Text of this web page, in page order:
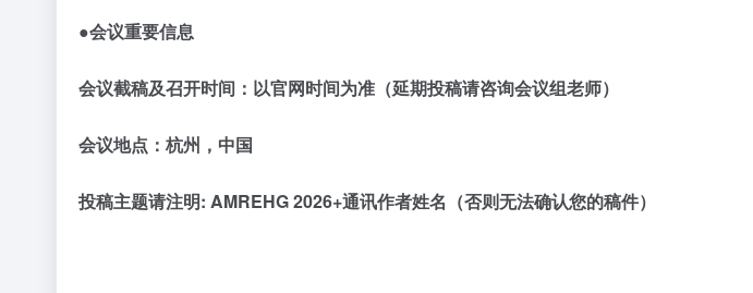
●会议重要信息
会议截稿及召开时间：以官网时间为准（延期投稿请咨询会议组老师）
会议地点：杭州，中国
投稿主题请注明: AMREHG 2026+通讯作者姓名（否则无法确认您的稿件）